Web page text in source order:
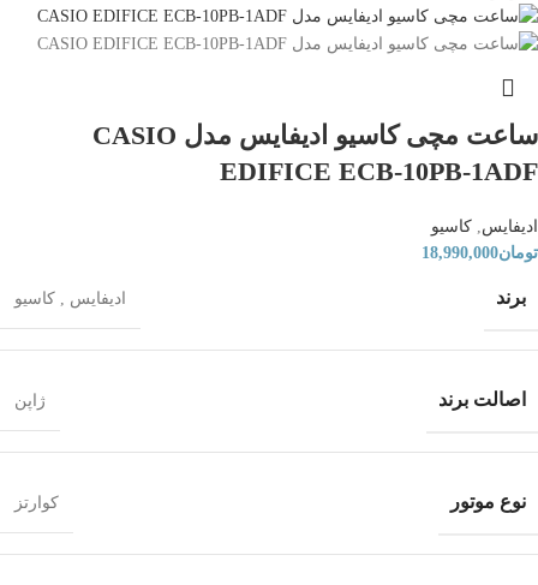
ساعت مچی کاسیو ادیفایس مدل CASIO
EDIFICE ECB-10PB-1ADF
ادیفایس, کاسیو
تومان18,990,000
برند ادیفایس , کاسیو
اصالت برند ژاپن
نوع موتور کوارتز